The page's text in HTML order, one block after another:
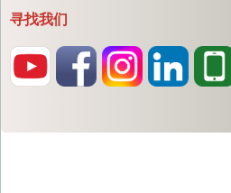
寻找我们